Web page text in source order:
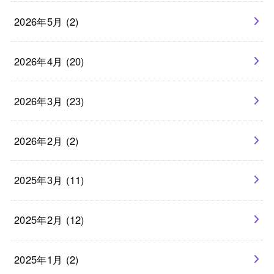
2026年5月 (2)
2026年4月 (20)
2026年3月 (23)
2026年2月 (2)
2025年3月 (11)
2025年2月 (12)
2025年1月 (2)